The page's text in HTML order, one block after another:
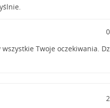
Twoje oczekiwania.